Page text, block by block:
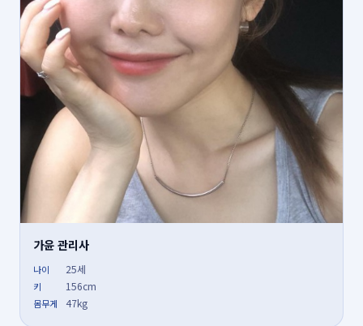
가윤 관리사
나이 25세
키 156cm
몸무게 47kg